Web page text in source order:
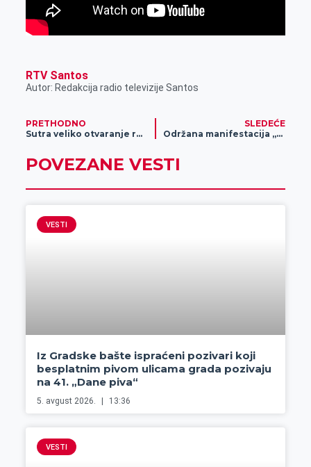
RTV Santos
Autor: Redakcija radio televizije Santos
PRETHODNO
Sutra veliko otvaranje robne kuće „Shopping family“ (VIDEO)
SLEDEĆE
Održana manifestacija „Taraške rode“
POVEZANE VESTI
VESTI
Iz Gradske bašte ispraćeni pozivari koji
besplatnim pivom ulicama grada pozivaju
na 41. „Dane piva“
5. avgust 2026. 13:36
VESTI